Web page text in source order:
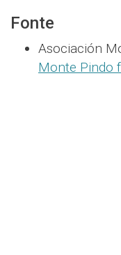
Fonte
Asociación
Monte Pindo